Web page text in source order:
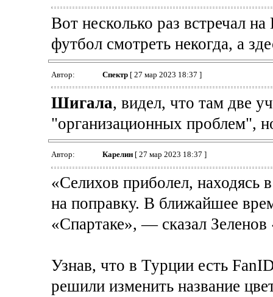
Вот несколько раз встречал
футбол смотреть некогда, а
Автор: Спектр[ 27 мар 2023 18:37 ]
Шигала, видел, что там две
"организационных проблем",
Автор: Карелин[ 27 мар 2023 18:37 ]
«Селихов приболел, находясь
на поправку. В ближайшее
«Спартаке», — сказал
Узнав, что в Турции есть
решили изменить название